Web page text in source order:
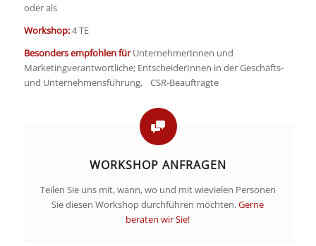
oder als
Workshop:4 TE
Besonders empfohlen fürUnternehmerInnen und
Marketingverantwortliche; EntscheiderInnen in der Geschäfts-
und Unternehmensführung, CSR-Beauftragte
WORKSHOP ANFRAGEN
Teilen Sie uns mit, wann, wo und mit wievielen Personen
Sie diesen Workshop durchführen möchten.Gerne
beraten wir Sie!